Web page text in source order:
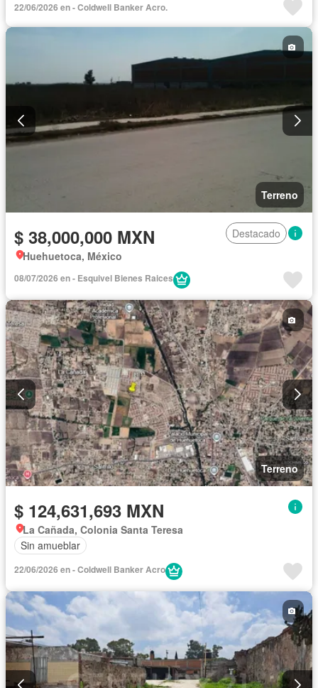
22/06/2026 en - Coldwell Banker Acro.
Terreno
$ 38,000,000 MXN
Destacado
Huehuetoca, México
08/07/2026 en - Esquivel Bienes Raices
Terreno
$ 124,631,693 MXN
La Cañada, Colonia Santa Teresa
Sin amueblar
22/06/2026 en - Coldwell Banker Acro